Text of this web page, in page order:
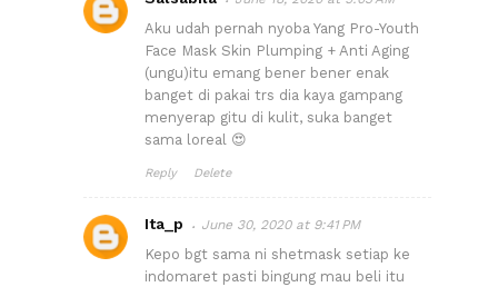
Aku udah pernah nyoba Yang Pro-Youth
Face Mask Skin Plumping + Anti Aging
(ungu)itu emang bener bener enak
banget di pakai trs dia kaya gampang
menyerap gitu di kulit, suka banget
sama loreal 😍
Reply Delete
Ita_p June 30, 2020 at 9:41 PM
Kepo bgt sama ni shetmask setiap ke
indomaret pasti bingung mau beli itu